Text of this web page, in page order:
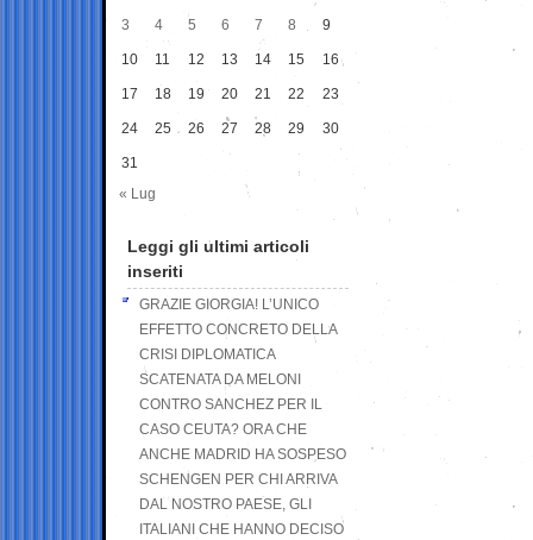
3 4 5 6 7 8 9
10 11 12 13 14 15 16
17 18 19 20 21 22 23
24 25 26 27 28 29 30
31
« Lug
Leggi gli ultimi articoli
inseriti
GRAZIE GIORGIA! L’UNICO
EFFETTO CONCRETO DELLA
CRISI DIPLOMATICA
SCATENATA DA MELONI
CONTRO SANCHEZ PER IL
CASO CEUTA? ORA CHE
ANCHE MADRID HA SOSPESO
SCHENGEN PER CHI ARRIVA
DAL NOSTRO PAESE, GLI
ITALIANI CHE HANNO DECISO